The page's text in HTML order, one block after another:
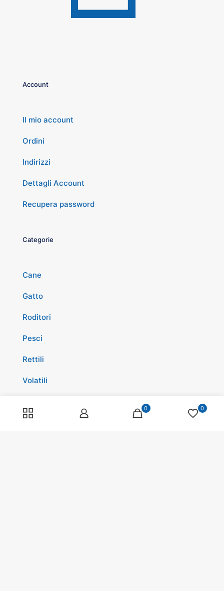
Account
Il mio account
Ordini
Indirizzi
Dettagli Account
Recupera password
Categorie
Cane
Gatto
Roditori
Pesci
Rettili
Volatili
0 0